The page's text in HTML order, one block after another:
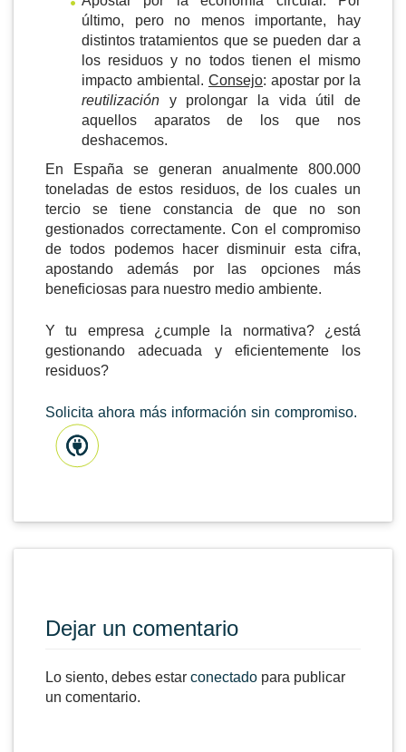
último, pero no menos importante, hay
distintos tratamientos que se pueden dar a
los residuos y no todos tienen el mismo
impacto ambiental. Consejo: apostar por la
reutilización y prolongar la vida útil de
aquellos aparatos de los que nos
deshacemos.
En España se generan anualmente 800.000
toneladas de estos residuos, de los cuales un
tercio se tiene constancia de que no son
gestionados correctamente. Con el compromiso
de todos podemos hacer disminuir esta cifra,
apostando además por las opciones más
beneficiosas para nuestro medio ambiente.
Y tu empresa ¿cumple la normativa? ¿está
gestionando adecuada y eficientemente los
residuos?
Solicita ahora más información sin compromiso.
Dejar un comentario
Lo siento, debes estar conectado para publicar
un comentario.